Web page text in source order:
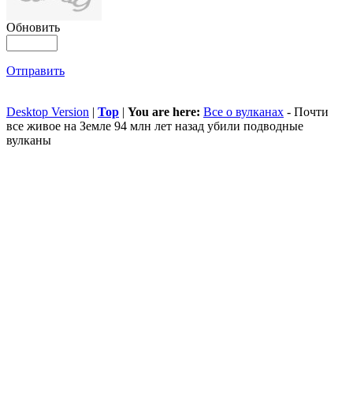
Обновить
Отправить
Desktop Version | Top | You are here: Все о вулканах - Почти
все живое на Земле 94 млн лет назад убили подводные
вулканы